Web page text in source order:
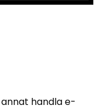
handla e-